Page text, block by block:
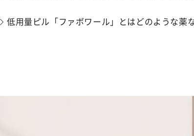
低用量ピル「ファボワール」とはどのような薬